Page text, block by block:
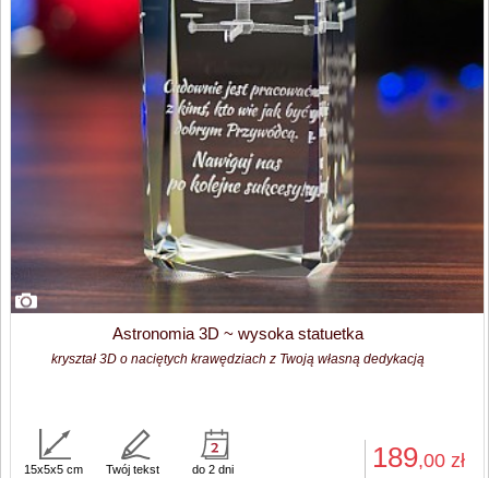
Astronomia 3D ~ wysoka statuetka
kryształ 3D o naciętych krawędziach z Twoją własną dedykacją
189,00 zł
15x5x5 cm Twój tekst do 2 dni